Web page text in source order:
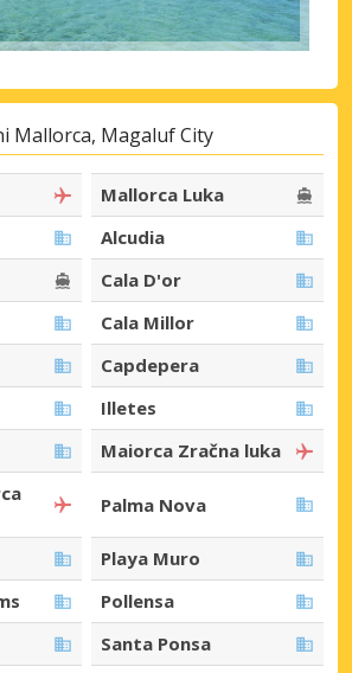
Mallorca, Magaluf City
Mallorca Luka
Alcudia
Cala D'or
Cala Millor
Capdepera
Illetes
Maiorca Zračna luka
Palma Nova
Playa Muro
Pollensa
Santa Ponsa